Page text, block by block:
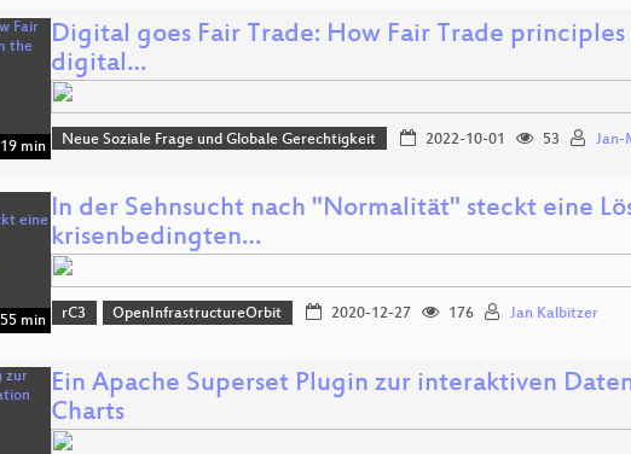
19 min
Digital goes Fair Trade: How Fair Trade
digital…
Neue Soziale Frage und Globale Gerechtigkeit 2022-10-01 53 Jan-
55 min
In der Sehnsucht nach "Normalität" steckt eine
krisenbedingten…
rC3 OpenInfrastructureOrbit 2020-12-27 176 Jan Kalbitzer
Ein Apache Superset Plugin zur interaktiven
Charts